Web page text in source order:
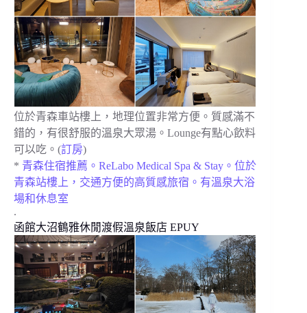
位於青森車站樓上，地理位置非常方便。質感滿不
錯的，有很舒服的溫泉大眾湯。Lounge有點心飲料
可以吃。 (訂房)
* 青森住宿推薦。ReLabo Medical Spa & Stay。位於
青森站樓上，交通方便的高質感旅宿。有溫泉大浴
場和休息室
.
函館大沼鶴雅休閒渡假溫泉飯店 EPUY